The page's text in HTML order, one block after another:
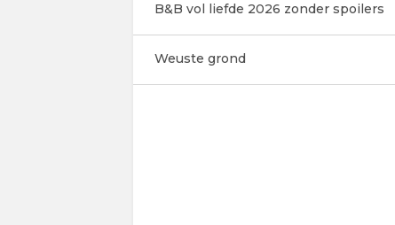
B&B vol liefde 2026 zonder spoilers
Weuste grond